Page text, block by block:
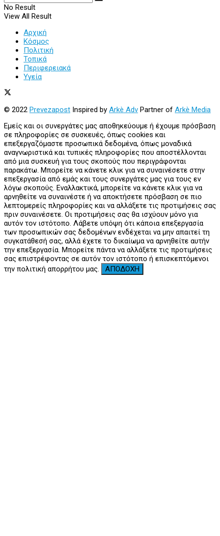
No Result
View All Result
Αρχική
Κόσμος
Πολιτική
Τοπικά
Περιφερειακά
Υγεία
© 2022 Prevezapost Inspired by Arkè Adv Partner of Arkè Media
Εμείς και οι συνεργάτες μας αποθηκεύουμε ή έχουμε πρόσβαση
σε πληροφορίες σε συσκευές, όπως cookies και
επεξεργαζόμαστε προσωπικά δεδομένα, όπως μοναδικά
αναγνωριστικά και τυπικές πληροφορίες που αποστέλλονται
από μια συσκευή για τους σκοπούς που περιγράφονται
παρακάτω. Μπορείτε να κάνετε κλικ για να συναινέσετε στην
επεξεργασία από εμάς και τους συνεργάτες μας για τους εν
λόγω σκοπούς. Εναλλακτικά, μπορείτε να κάνετε κλικ για να
αρνηθείτε να συναινέστε ή να αποκτήσετε πρόσβαση σε πιο
λεπτομερείς πληροφορίες και να αλλάξετε τις προτιμήσεις σας
πριν συναινέσετε. Οι προτιμήσεις σας θα ισχύουν μόνο για
αυτόν τον ιστότοπο. Λάβετε υπόψη ότι κάποια επεξεργασία
των προσωπικών σας δεδομένων ενδέχεται να μην απαιτεί τη
συγκατάθεσή σας, αλλά έχετε το δικαίωμα να αρνηθείτε αυτήν
την επεξεργασία. Μπορείτε πάντα να αλλάξετε τις προτιμήσεις
σας επιστρέφοντας σε αυτόν τον ιστότοπο ή επισκεπτόμενοι
την πολιτική απορρήτου μας.
ΑΠΟΔΟΧΗ